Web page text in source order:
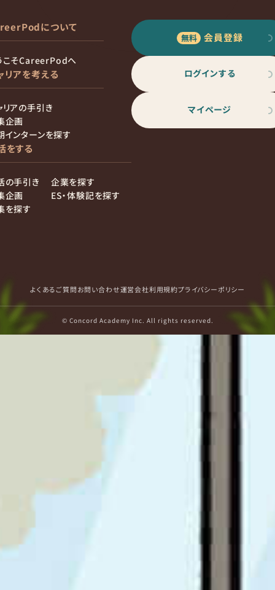
について
こそCareerPodへ
リアを考える
リアの手引き
企画
インターンを探す
をする
の手引き
企画
を探す
企業を探す
ES・体験記を探す
会員登録
ログインする
マイページ
よくあるご質問お問い合わせ運営会社利用規約プライバシーポリシー
© Concord Academy Inc. All rights reserved.